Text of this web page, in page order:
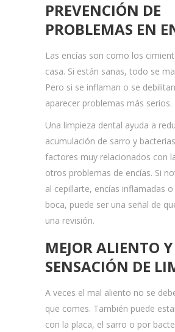
PREVENCIÓN DE
PROBLEMAS EN
Las encías son como los
casa. Si están sanas, todo se
Pero si se inflaman o se
aparecer problemas más serios.
Una limpieza dental ayuda a
acumulación de sarro y
factores muy relacionados con
otros problemas de encías. Si
al cepillarte, encías inflamadas
boca, puede ser una señal de
una revisión.
MEJOR ALIENTO Y
SENSACIÓN DE
A veces el mal aliento no se
que comes. También puede
con la placa, el sarro o por